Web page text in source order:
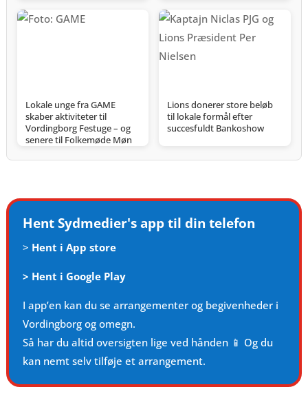
Lokale unge fra GAME
skaber aktiviteter til
Vordingborg Festuge – og
senere til Folkemøde Møn
Lions donerer store beløb
til lokale formål efter
succesfuldt Bankoshow
Hent Sydmedier's app til din telefon
> Hent i App store
> Hent i Google Play
I app’en kan du se arrangementer og begivenheder i
Vordingborg og omegn.
Så har du altid oversigten lige ved hånden 📱 Og du
kan nemt selv tilføje et arrangement.